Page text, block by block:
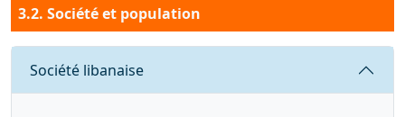
3.2. Société et population
Requête
Société libanaise